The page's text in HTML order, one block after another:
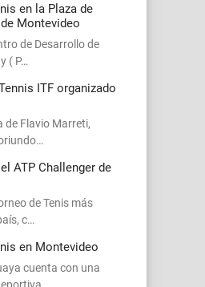
en la Plaza de
Montevideo
de Desarrollo de
( P…
ITF organizado
de Flavio Marreti,
ATP Challenger de
de Tenis más
c…
en Montevideo
cuenta con una